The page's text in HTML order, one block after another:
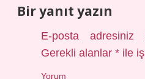
Bir yanıt yazın
E-posta adresiniz
Gerekli alanlar* ile
Yorum